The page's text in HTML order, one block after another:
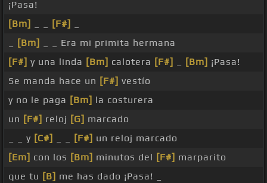
¡Pasa!
[Bm]
[F#]
[Bm]
_ _ Era mi primita hermana
[F#] y una linda [Bm] calotera [F#] [Bm] ¡Pasa!
Se manda hace un [F#] vestío
y no le paga [Bm] la costurera
un [F#] reloj [G] marcado
_ _ y [C#] [F#] un reloj marcado
[Em] con los [Bm] minutos del [F#] marparito
que tu [B] me has dado ¡Pasa! _